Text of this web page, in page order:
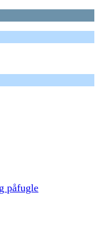
påfugle